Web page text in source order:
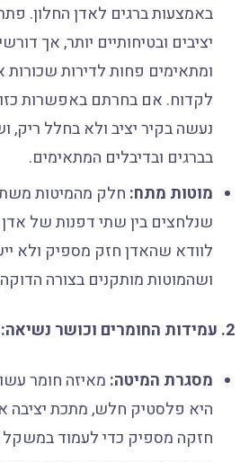
באמצעות ברגים לאדן החלון.
יציבים ובטיחותיים יותר, אך
ומתאימים פחות לדירות שכורות
לקדוח. אם בחרתם באפשרות
נעשה בקיר יציב ולא בחלל
בברגים ובדיבלים המתאימים.
מוטות מתח:חלק מהמיטות
שנלחצים בין שתי דפנות של אדן
לוודא שהאדן חזק מספיק ולא
ושהמוטות מותקנים בצורה הדוקה
2. עמידות החומרים וכושר נשיאה:
מסגרת המיטה:מאיזה חומר
היא פלסטיק חלש, מתכת יציבה
חזקה מספיק כדי לעמוד במשקל